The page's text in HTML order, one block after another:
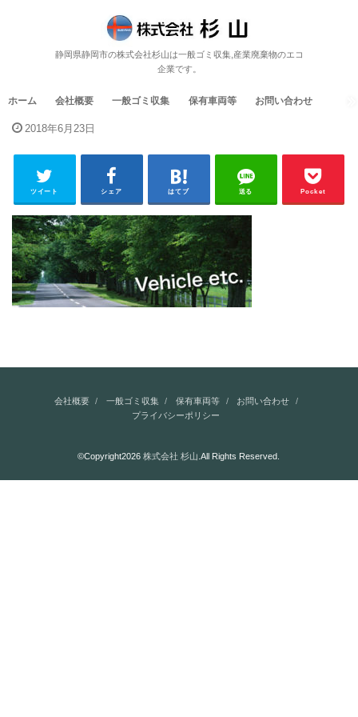
静岡県静岡市の株式会社杉山は一般ゴミ収集,産業廃棄物のエコ
企業です。
ホーム 会社概要 一般ゴミ収集 保有車両等 お問い合わせ
2018年6月23日
ツイート シェア はてブ 送る Pocket
会社概要 一般ゴミ収集 保有車両等
お問い合わせ
プライバシーポリシー
©Copyright2026株式会社 杉山 .All Rights Reserved.